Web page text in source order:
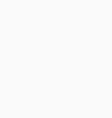
する“ゆ